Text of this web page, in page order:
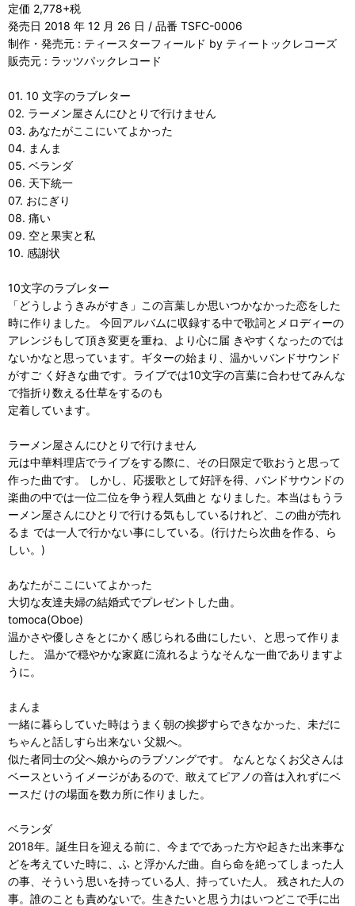
定価 2,778+税
発売日 2018 年 12 月 26 日 / 品番 TSFC-0006
制作・発売元 : ティースターフィールド by ティートックレコーズ
販売元 : ラッツパックレコード
01. 10 文字のラブレター
02. ラーメン屋さんにひとりで行けません
03. あなたがここにいてよかった
04. まんま
05. ベランダ
06. 天下統一
07. おにぎり
08. 痛い
09. 空と果実と私
10. 感謝状
10文字のラブレター
「どうしようきみがすき」この言葉しか思いつかなかった恋をした
時に作りました。 今回アルバムに収録する中で歌詞とメロディーの
アレンジもして頂き変更を重ね、より心に届 きやすくなったのでは
ないかなと思っています。ギターの始まり、温かいバンドサウンド
がすご く好きな曲です。ライブでは10文字の言葉に合わせてみんな
で指折り数える仕草をするのも
定着しています。
ラーメン屋さんにひとりで行けません
元は中華料理店でライブをする際に、その日限定で歌おうと思って
作った曲です。 しかし、応援歌として好評を得、バンドサウンドの
楽曲の中では一位二位を争う程人気曲と なりました。本当はもうラ
ーメン屋さんにひとりで行ける気もしているけれど、この曲が売れ
るま では一人で行かない事にしている。(行けたら次曲を作る、ら
しい。)
あなたがここにいてよかった
大切な友達夫婦の結婚式でプレゼントした曲。
tomoca(Oboe)
温かさや優しさをとにかく感じられる曲にしたい、と思って作りま
した。 温かで穏やかな家庭に流れるようなそんな一曲でありますよ
うに。
まんま
一緒に暮らしていた時はうまく朝の挨拶すらできなかった、未だに
ちゃんと話しすら出来ない 父親へ。
似た者同士の父へ娘からのラブソングです。 なんとなくお父さんは
ベースというイメージがあるので、敢えてピアノの音は入れずにベ
ースだ けの場面を数カ所に作りました。
ベランダ
2018年。誕生日を迎える前に、今までであった方や起きた出来事な
どを考えていた時に、ふ と浮かんだ曲。自ら命を絶ってしまった人
の事、そういう思いを持っている人、持っていた人。 残された人の
事。誰のことも責めないで。生きたいと思う力はいつどこで手に出